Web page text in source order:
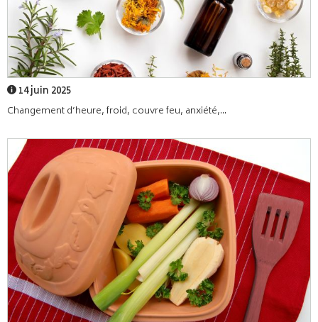
14 juin 2025
Changement d’heure, froid, couvre feu, anxiété,...